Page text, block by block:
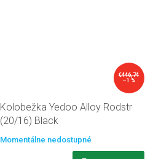
€446,74
–1 %
Kolobežka Yedoo Alloy Rodstr
(20/16) Black
Momentálne nedostupné